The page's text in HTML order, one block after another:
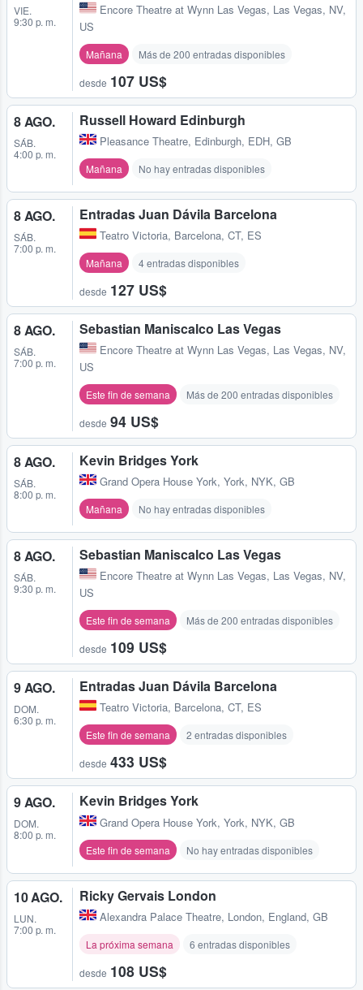
VIE.
9:30 p. m.
Encore Theatre at Wynn Las Vegas, Las Vegas, NV,
US
Mañana Más de 200 entradas disponibles
desde 107 US$
8 AGO.
SÁB.
4:00 p. m.
Russell Howard Edinburgh
Pleasance Theatre, Edinburgh, EDH, GB
Mañana No hay entradas disponibles
8 AGO.
SÁB.
7:00 p. m.
Entradas Juan Dávila Barcelona
Teatro Victoria, Barcelona, CT, ES
Mañana 4 entradas disponibles
desde 127 US$
8 AGO.
SÁB.
7:00 p. m.
Sebastian Maniscalco Las Vegas
Encore Theatre at Wynn Las Vegas, Las Vegas, NV,
US
Este fin de semana Más de 200 entradas disponibles
desde 94 US$
8 AGO.
SÁB.
8:00 p. m.
Kevin Bridges York
Grand Opera House York, York, NYK, GB
Mañana No hay entradas disponibles
8 AGO.
SÁB.
9:30 p. m.
Sebastian Maniscalco Las Vegas
Encore Theatre at Wynn Las Vegas, Las Vegas, NV,
US
Este fin de semana Más de 200 entradas disponibles
desde 109 US$
9 AGO.
DOM.
6:30 p. m.
Entradas Juan Dávila Barcelona
Teatro Victoria, Barcelona, CT, ES
Este fin de semana 2 entradas disponibles
desde 433 US$
9 AGO.
DOM.
8:00 p. m.
Kevin Bridges York
Grand Opera House York, York, NYK, GB
Este fin de semana No hay entradas disponibles
10 AGO.
LUN.
7:00 p. m.
Ricky Gervais London
Alexandra Palace Theatre, London, England, GB
La próxima semana 6 entradas disponibles
desde 108 US$